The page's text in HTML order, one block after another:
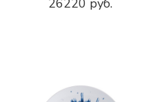
26220 руб.